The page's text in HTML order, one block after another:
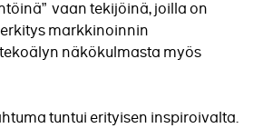
” vaan tekijöinä, joilla on
markkinoinnin
näkökulmasta myös
tuntui erityisen inspiroivalta.